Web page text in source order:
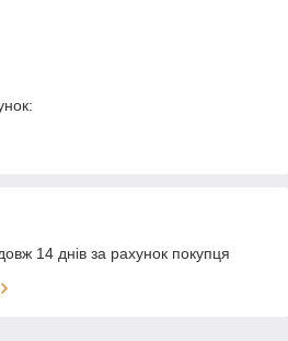
14 днів за рахунок покупця